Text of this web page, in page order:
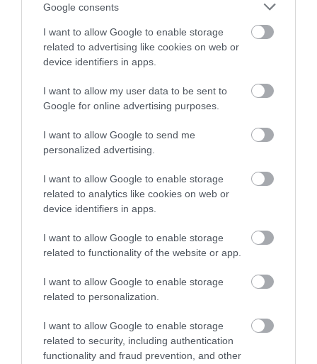
Google consents
I want to allow Google to enable storage
related to advertising like cookies on web or
device identifiers in apps.
I want to allow my user data to be sent to
Google for online advertising purposes.
I want to allow Google to send me
personalized advertising.
I want to allow Google to enable storage
related to analytics like cookies on web or
device identifiers in apps.
I want to allow Google to enable storage
related to functionality of the website or app.
I want to allow Google to enable storage
related to personalization.
I want to allow Google to enable storage
related to security, including authentication
functionality and fraud prevention, and other
KIRÁNDULÁS PANNONHALMA
KÖRNYÉKÉN: TERMÉSZET,
SZŐLŐ ÉS KOMLÓ
2026-08-04
HŐKUPOLA MAGYARORSZÁG
FELETT: MI EZ A LÁTHATATLAN
2026-08-03
A TERMÉSZET NEM SZERETI
AZ EGYHANGÚSÁGOT: A
ASZÁLY IDEJÉN IS OKOSABB
STRATÉGIA
2026-07-31
A TUDÓSOK 262 ÚJ FAJT
NEVEZTEK MEG, ÉS A FÖLD
KORAI MÉG MINDENTUDÓNAK
HINNI MAGUNKAT
2026-07-30